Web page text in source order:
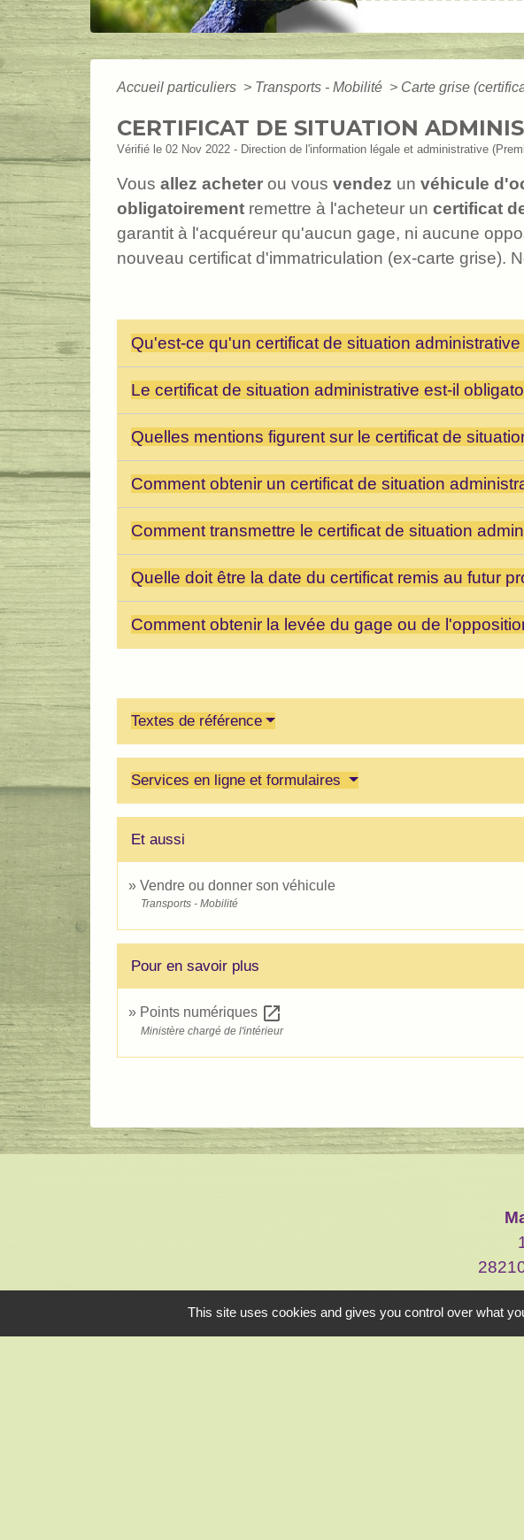
Accueil particuliers > Transports - Mobilité > Carte grise
CERTIFICAT DE SITUATION
Vérifié le 02 Nov 2022 - Direction de l'information légale et administrative
Vous allez acheter ou vous vendez un véhicule
obligatoirement remettre à l'acheteur un certificat
garantit à l'acquéreur qu'aucun gage, ni aucune
nouveau certificat d'immatriculation (ex-carte grise).
Qu'est-ce qu'un certificat de situation administrative
Le certificat de situation administrative est-il
Quelles mentions figurent sur le certificat de
Comment obtenir un certificat de situation
Comment transmettre le certificat de situation
Quelle doit être la date du certificat remis au futur
Comment obtenir la levée du gage ou de
Textes de référence
Services en ligne et formulaires
Et aussi
Vendre ou donner son véhicule
Transports - Mobilité
Pour en savoir plus
Points numériques open_in_new
Ministère chargé de l'intérieur
This site uses cookies and gives you control over what